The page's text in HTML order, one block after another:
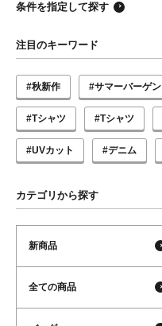
条件を指定して探す
注目のキーワード
#秋新作 #サマーバーゲン
#Tシャツ #Tシャツ
#UVカット #デニム
カテゴリから探す
新商品
全ての商品